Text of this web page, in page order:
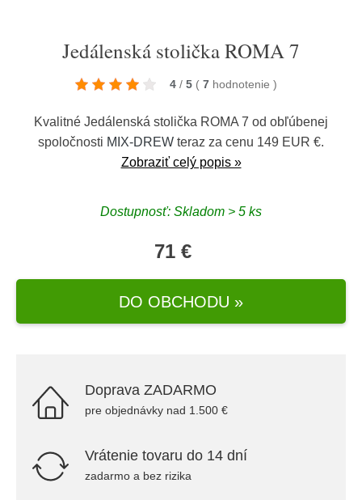
Jedálenská stolička ROMA 7
4 / 5 ( 7 hodnotenie )
Kvalitné Jedálenská stolička ROMA 7 od obľúbenej
spoločnosti MIX-DREW teraz za cenu 149 EUR €.
Zobraziť celý popis »
Dostupnosť: Skladom > 5 ks
71 €
DO OBCHODU »
Doprava ZADARMO
pre objednávky nad 1.500 €
Vrátenie tovaru do 14 dní
zadarmo a bez rizika